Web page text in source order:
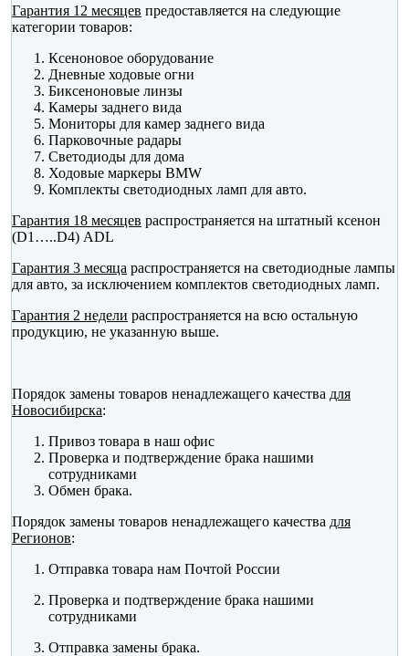
Гарантия 12 месяцев предоставляется на следующие
категории товаров:
Ксеноновое оборудование
Дневные ходовые огни
Биксеноновые линзы
Камеры заднего вида
Мониторы для камер заднего вида
Парковочные радары
Светодиоды для дома
Ходовые маркеры BMW
Комплекты светодиодных ламп для авто.
Гарантия 18 месяцев распространяется на штатный ксенон
(D1…..D4) ADL
Гарантия 3 месяца распространяется на светодиодные лампы
для авто, за исключением комплектов светодиодных ламп.
Гарантия 2 недели распространяется на всю остальную
продукцию, не указанную выше.
Порядок замены товаров ненадлежащего качества для
Новосибирска:
Привоз товара в наш офис
Проверка и подтверждение брака нашими
сотрудниками
Обмен брака.
Порядок замены товаров ненадлежащего качества для
Регионов:
Отправка товара нам Почтой России
Проверка и подтверждение брака нашими
сотрудниками
Отправка замены брака.